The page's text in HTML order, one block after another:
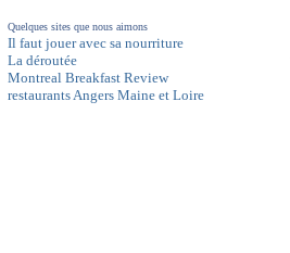
Quelques sites que nous aimons
Il faut jouer avec sa nourriture
La déroutée
Montreal Breakfast Review
restaurants Angers Maine et Loire